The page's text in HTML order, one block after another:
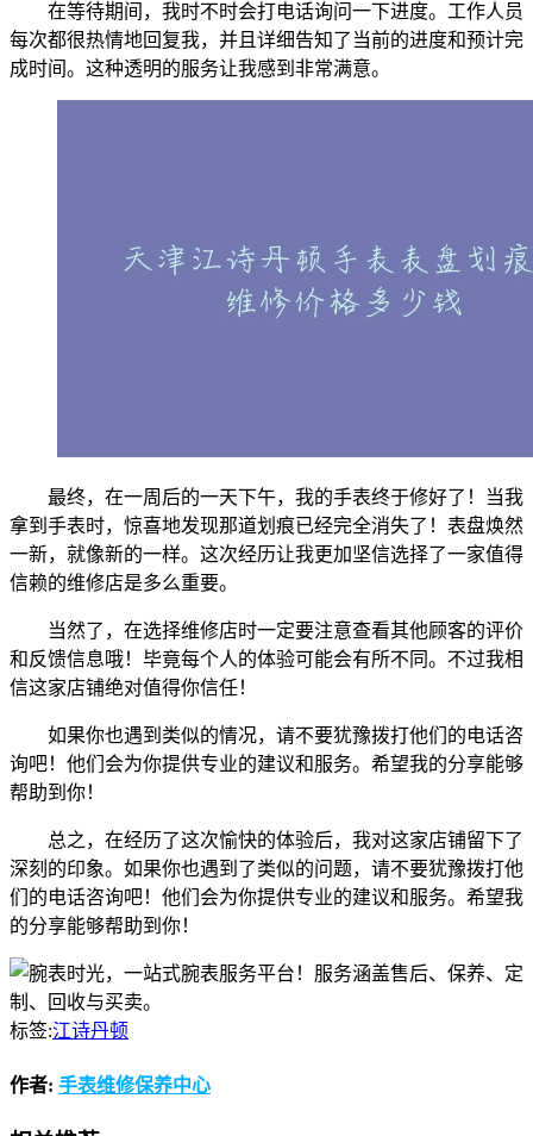
在等待期间，我时不时会打电话询问一下进度。工作人员
每次都很热情地回复我，并且详细告知了当前的进度和预计完
成时间。这种透明的服务让我感到非常满意。
最终，在一周后的一天下午，我的手表终于修好了！当我
拿到手表时，惊喜地发现那道划痕已经完全消失了！表盘焕然
一新，就像新的一样。这次经历让我更加坚信选择了一家值得
信赖的维修店是多么重要。
当然了，在选择维修店时一定要注意查看其他顾客的评价
和反馈信息哦！毕竟每个人的体验可能会有所不同。不过我相
信这家店铺绝对值得你信任！
如果你也遇到类似的情况，请不要犹豫拨打他们的电话咨
询吧！他们会为你提供专业的建议和服务。希望我的分享能够
帮助到你！
总之，在经历了这次愉快的体验后，我对这家店铺留下了
深刻的印象。如果你也遇到了类似的问题，请不要犹豫拨打他
们的电话咨询吧！他们会为你提供专业的建议和服务。希望我
的分享能够帮助到你！
标签:江诗丹顿
作者: 手表维修保养中心